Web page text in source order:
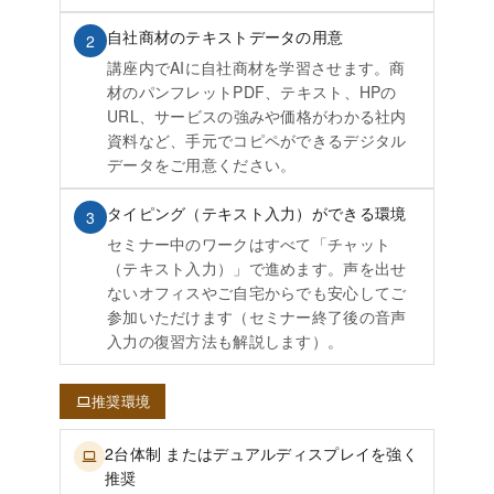
2
自社商材のテキストデータの用意
講座内でAIに自社商材を学習させます。商
材のパンフレットPDF、テキスト、HPの
URL、サービスの強みや価格がわかる社内
資料など、手元でコピペができるデジタル
データをご用意ください。
3
タイピング（テキスト入力）ができる環境
セミナー中のワークはすべて「チャット
（テキスト入力）」で進めます。声を出せ
ないオフィスやご自宅からでも安心してご
参加いただけます（セミナー終了後の音声
入力の復習方法も解説します）。
推奨環境
2台体制 またはデュアルディスプレイを強く
推奨